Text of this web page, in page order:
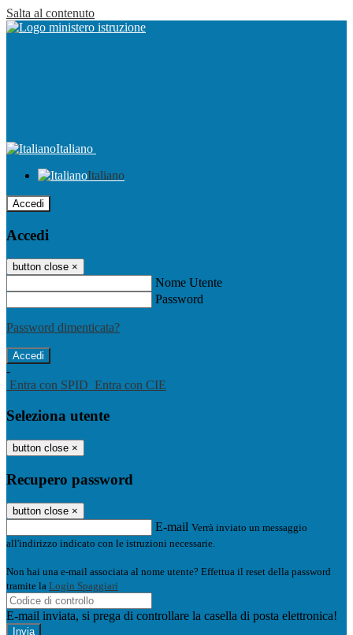
Salta al contenuto
Italiano
Italiano
Accedi
Accedi
button close ×
Nome Utente
Password
Password dimenticata?
-
Entra con SPID Entra con CIE
Seleziona utente
button close ×
Recupero password
button close ×
E-mail Verrà inviato un messaggio
all'indirizzo indicato con le istruzioni necessarie.
Non hai una e-mail associata al nome utente? Effettua il reset della password
tramite la Login Spaggiari
E-mail inviata, si prega di controllare la casella di posta elettronica!